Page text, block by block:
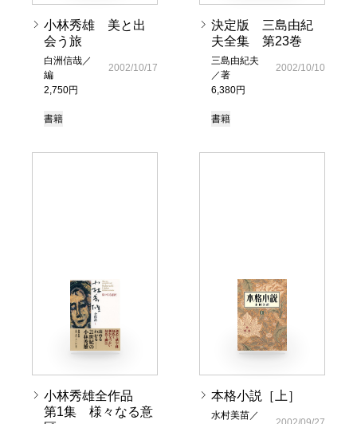
小林秀雄 美と出
会う旅
白洲信哉／
編
2,750円
2002/10/17
書籍
決定版 三島由紀
夫全集 第23巻
三島由紀夫
／著
6,380円
2002/10/10
書籍
小林秀雄全作品
第1集 様々なる意
本格小説［上］
水村美苗／